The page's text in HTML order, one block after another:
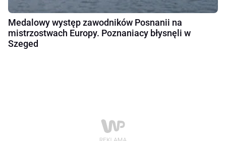
Medalowy występ zawodników Posnanii na
mistrzostwach Europy. Poznaniacy błysnęli w
Szeged